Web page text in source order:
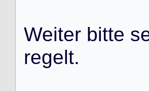
Weiter bitte s
regelt.